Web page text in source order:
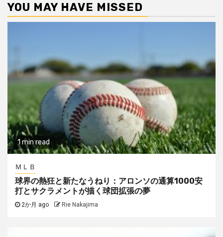
YOU MAY HAVE MISSED
1 min read
ＭＬＢ
球界の熱狂と新たなうねり：アロンソの通算1000安
打とサクラメントが描く球団拡張の夢
2か月 ago Rie Nakajima